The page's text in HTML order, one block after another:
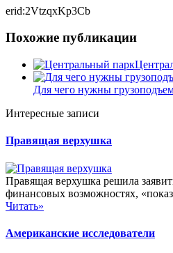
erid:2VtzqxKp3Cb
Похожие публикации
Для чего нужны
Интересные записи
Правящая верхушка
Правящая верхушка решила
финансовых возможностях,
Читать»
Американские исследователи